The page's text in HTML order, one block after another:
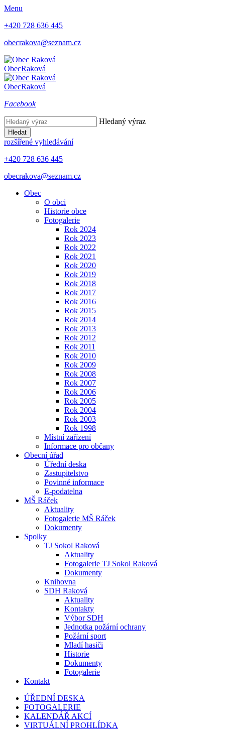
Menu
+420 728 636 445
obecrakova@seznam.cz
ObecRaková
ObecRaková
Facebook
Hledaný výraz
Hledat
rozšířené vyhledávání
+420 728 636 445
obecrakova@seznam.cz
Obec
O obci
Historie obce
Fotogalerie
Rok 2024
Rok 2023
Rok 2022
Rok 2021
Rok 2020
Rok 2019
Rok 2018
Rok 2017
Rok 2016
Rok 2015
Rok 2014
Rok 2013
Rok 2012
Rok 2011
Rok 2010
Rok 2009
Rok 2008
Rok 2007
Rok 2006
Rok 2005
Rok 2004
Rok 2003
Rok 1998
Místní zařízení
Informace pro občany
Obecní úřad
Úřední deska
Zastupitelstvo
Povinné informace
E-podatelna
MŠ Ráček
Aktuality
Fotogalerie MŠ Ráček
Dokumenty
Spolky
TJ Sokol Raková
Aktuality
Fotogalerie TJ Sokol Raková
Dokumenty
Knihovna
SDH Raková
Aktuality
Kontakty
Výbor SDH
Jednotka požární ochrany
Požární sport
Mladí hasiči
Historie
Dokumenty
Fotogalerie
Kontakt
ÚŘEDNÍ DESKA
FOTOGALERIE
KALENDÁŘ AKCÍ
VIRTUÁLNÍ PROHLÍDKA